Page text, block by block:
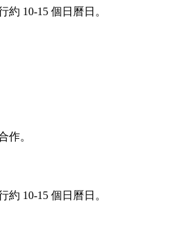
10-15 個日曆日。
作。
10-15 個日曆日。